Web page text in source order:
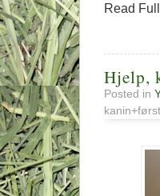
Read
Hjelp,
Posted in